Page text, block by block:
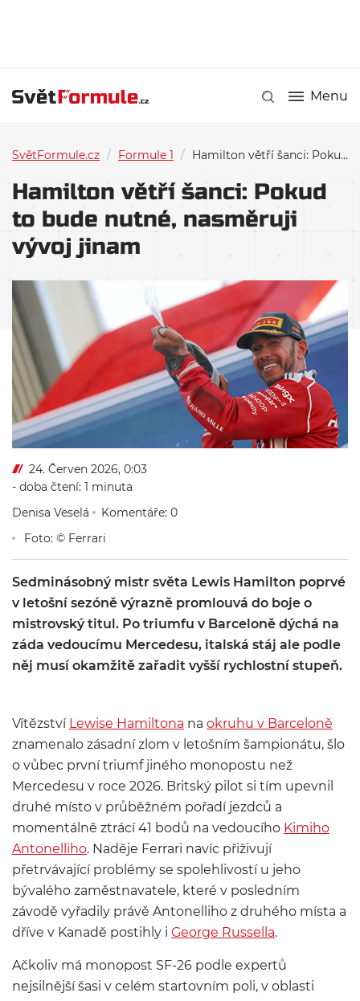
Menu
SvětFormule.cz / Formule 1 / Hamilton větří šanci: Pokud to bude nutné, nasměruji vývoj jinam
Hamilton větří šanci: Pokud
to bude nutné, nasměruji
vývoj jinam
24. Červen 2026, 0:03
- doba čtení: 1 minuta
Denisa Veselá
Komentáře: 0
Foto: © Ferrari
Sedminásobný mistr světa Lewis Hamilton poprvé
v letošní sezóně výrazně promlouvá do boje o
mistrovský titul. Po triumfu v Barceloně dýchá na
záda vedoucímu Mercedesu, italská stáj ale podle
něj musí okamžitě zařadit vyšší rychlostní stupeň.
Vítězství Lewise Hamiltona na okruhu v Barceloně
znamenalo zásadní zlom v letošním šampionátu, šlo
o vůbec první triumf jiného monopostu než
Mercedesu v roce 2026. Britský pilot si tím upevnil
druhé místo v průběžném pořadí jezdců a
momentálně ztrácí 41 bodů na vedoucího Kimiho
Antonelliho. Naděje Ferrari navíc přiživují
přetrvávající problémy se spolehlivostí u jeho
bývalého zaměstnavatele, které v posledním
závodě vyřadily právě Antonelliho z druhého místa a
dříve v Kanadě postihly i George Russella.
Ačkoliv má monopost SF-26 podle expertů
nejsilnější šasi v celém startovním poli, v oblasti